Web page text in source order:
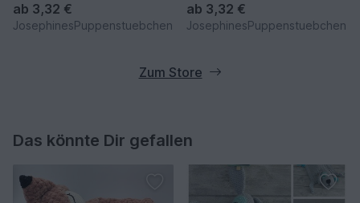
ab 3,32 €
JosephinesPuppenstuebchen
ab 3,32 €
JosephinesPuppenstuebchen
Zum Store
Das könnte Dir gefallen